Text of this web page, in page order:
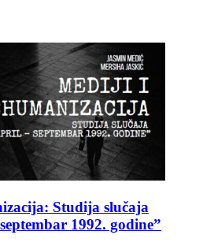
Studija slučaja
1992. godine”